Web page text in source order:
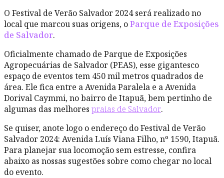
O Festival de Verão Salvador 2024 será realizado no
local que marcou suas origens, oParque de Exposições
de Salvador.
Oficialmente chamado de Parque de Exposições
Agropecuárias de Salvador (PEAS), esse gigantesco
espaço de eventos tem 450 mil metros quadrados de
área. Ele fica entre a Avenida Paralela e a Avenida
Dorival Caymmi, no bairro de Itapuã, bem pertinho de
algumas das melhores praias de Salvador.
Se quiser, anote logo o endereço do Festival de Verão
Salvador 2024: Avenida Luís Viana Filho, nº 1590, Itapuã.
Para planejar sua locomoção sem estresse, confira
abaixo as nossas sugestões sobre como chegar no local
do evento.